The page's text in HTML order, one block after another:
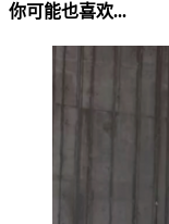
你可能也喜欢...